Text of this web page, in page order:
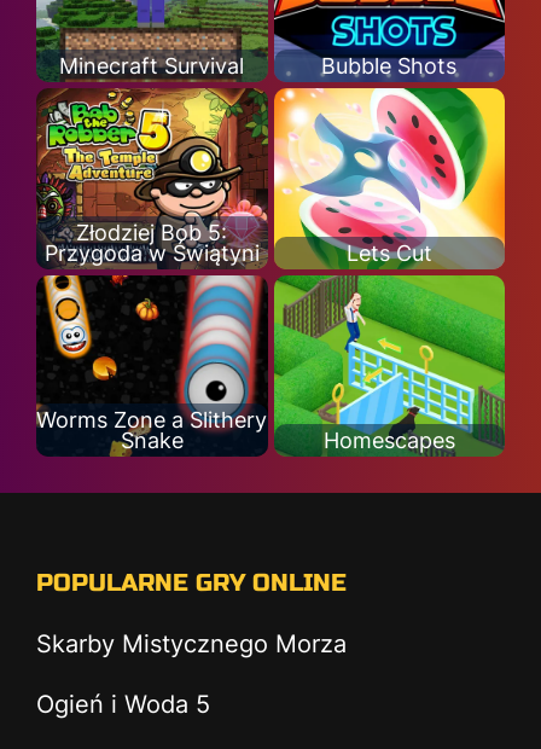
Minecraft Survival Bubble Shots
Złodziej Bob 5:
Przygoda w Świątyni
Lets Cut
Worms Zone a Slithery
Snake
Homescapes
POPULARNE GRY ONLINE
Skarby Mistycznego Morza
Ogień i Woda 5